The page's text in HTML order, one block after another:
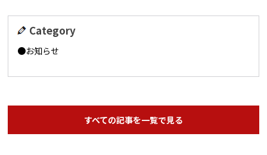
Category
お知らせ
すべての記事を一覧で見る